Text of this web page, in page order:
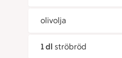
olivolja
1 dl ströbröd